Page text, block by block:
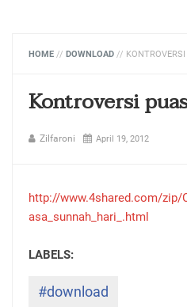
HOME // DOWNLOAD //
Kontroversi
Zilfaroni April 19, 2012
http://www.4shared.com/zip/
asa_sunnah_hari_.html
#download